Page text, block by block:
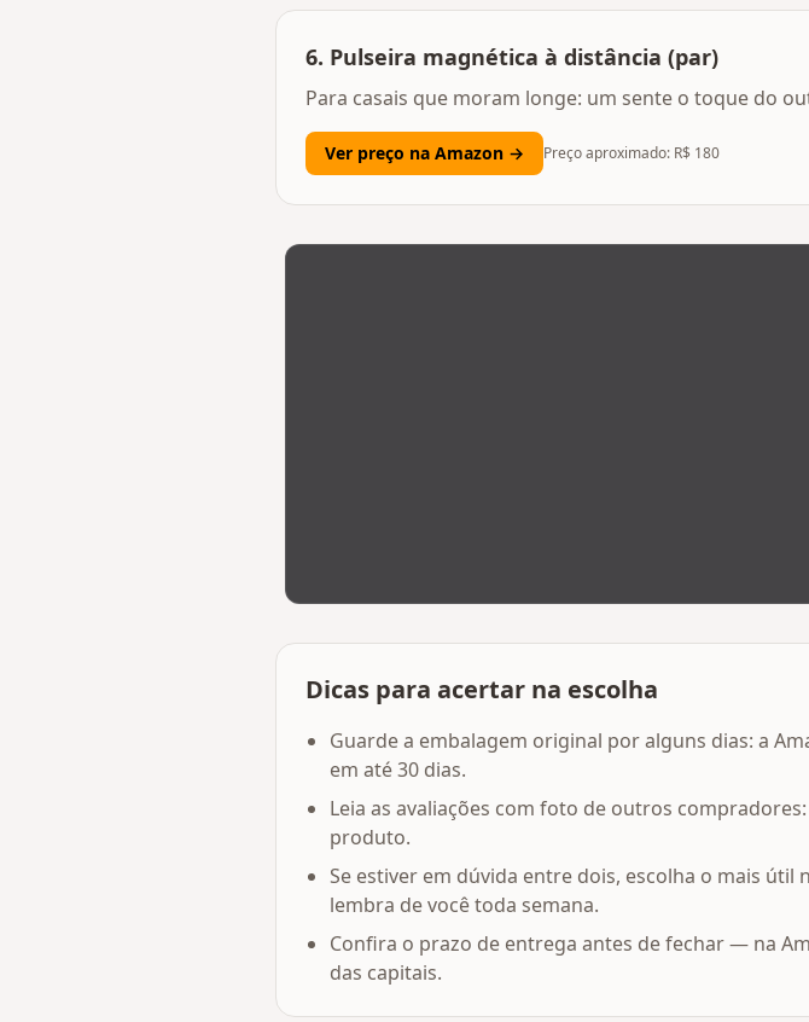
6. Pulseira magnética à distância (par)
Para casais que moram longe: um sente o toque do
Ver preço na Amazon → Preço aproximado: R$ 180
Dicas para acertar na escolha
Guarde a embalagem original por alguns dias: a
em até 30 dias.
Leia as avaliações com foto de outros
produto.
Se estiver em dúvida entre dois, escolha o mais
lembra de você toda semana.
Confira o prazo de entrega antes de fechar — na
das capitais.